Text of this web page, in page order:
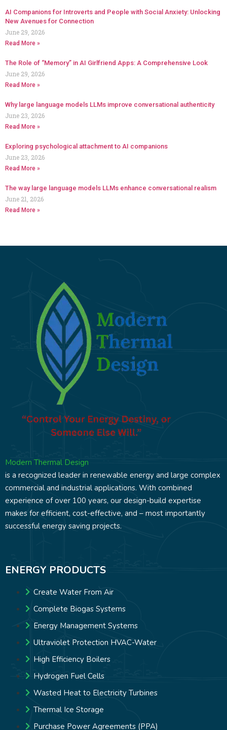
AI Companions for Introverts and People with Social Anxiety: Unlocking
New Avenues for Connection
June 29, 2026
Read More »
The Role of “Memory” in AI Girlfriend Apps: A Comprehensive Look
June 29, 2026
Read More »
Why large language models LLMs improve conversational authenticity
June 23, 2026
Read More »
Exploring psychological attachment to AI companions
June 23, 2026
Read More »
The way large language models LLMs enhance conversational realism
June 21, 2026
Read More »
Modern Thermal Design
is a recognized leader in renewable energy and large complex
commercial and industrial applications. With combined
experience of over 100 years, our design-build expertise
makes for efficient, cost-effective, and – most importantly
successful energy saving projects.
ENERGY PRODUCTS
Create Water From Air
Complete Biogas Systems
Energy Management Systems
Ultraviolet Protection HVAC-Water
High Efficiency Boilers
Hydrogen Fuel Cells
Wasted Heat to Electricity Turbines
Thermal Ice Storage
Purchase Power Agreements (PPA)